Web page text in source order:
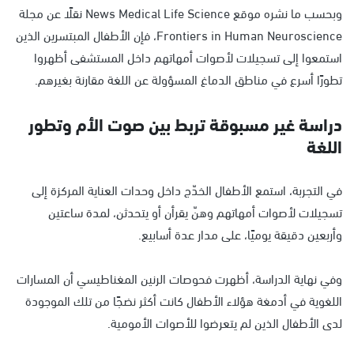
وبحسب ما نشره موقع News Medical Life Science نقلًا عن مجلة
Frontiers in Human Neuroscience، فإن الأطفال المبتسرين الذين
استمعوا إلى تسجيلات لأصوات أمهاتهم داخل المستشفى أظهروا
تطورًا أسرع في مناطق الدماغ المسؤولة عن اللغة مقارنة بغيرهم.
دراسة غير مسبوقة تربط بين صوت الأم وتطور
اللغة
في التجربة، استمع الأطفال الخدّج داخل وحدات العناية المركزة إلى
تسجيلات لأصوات أمهاتهم وهنّ يقرأن أو يتحدثن، لمدة ساعتين
وأربعين دقيقة يوميًا، على مدار عدة أسابيع.
وفي نهاية الدراسة، أظهرت فحوصات الرنين المغناطيسي أن المسارات
اللغوية في أدمغة هؤلاء الأطفال كانت أكثر نضجًا من تلك الموجودة
لدى الأطفال الذين لم يتعرضوا للأصوات الأمومية.